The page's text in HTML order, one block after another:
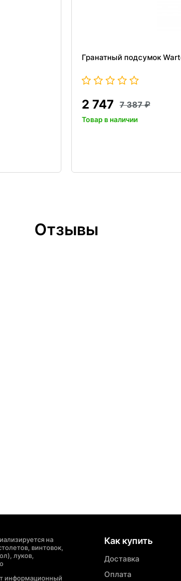
Гранатный подсумок
2 747 7 387
Товар в наличии
Отзывы
на
винтовок,
луков,
информационный
Как купить
Доставка
Оплата